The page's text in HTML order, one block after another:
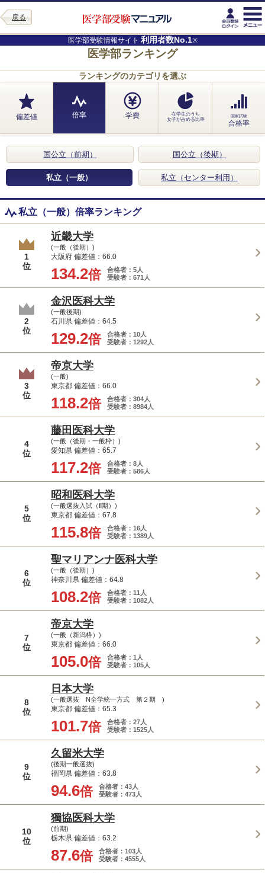
戻る
医学部受験情報サイト 利用者数No.1※
医学部ランキング
ランキングのカテゴリを選ぶ
偏差値 倍率 学費
在学生のうち
女子が占める比率
国家試験
合格率
国公立（前期） 国公立（後期）
私立（一般） 私立（センター利用）
私立（一般）倍率ランキング
1
位
近畿大学
(一般（後期）)
大阪府 偏差値：66.0
134.2倍
合格者：5人
受験者：671人
2
位
金沢医科大学
(一般後期)
石川県 偏差値：64.5
129.2倍
合格者：10人
受験者：1292人
3
位
帝京大学
(一般)
東京都 偏差値：66.0
118.2倍
合格者：304人
受験者：8984人
4
位
藤田医科大学
(一般（後期・一般枠）)
愛知県 偏差値：65.7
117.2倍
合格者：8人
受験者：586人
5
位
昭和医科大学
(一般選抜入試（Ⅱ期）)
東京都 偏差値：67.8
115.8倍
合格者：16人
受験者：1389人
6
位
聖マリアンナ医科大学
(一般（後期）)
神奈川県 偏差値：64.8
108.2倍
合格者：11人
受験者：1082人
7
位
帝京大学
(一般（新潟枠）)
東京都 偏差値：66.0
105.0倍
合格者：1人
受験者：105人
8
位
日本大学
(一般選抜 N全学統一方式 第２期 )
東京都 偏差値：65.3
101.7倍
合格者：27人
受験者：1525人
9
位
久留米大学
(後期一般選抜)
福岡県 偏差値：63.8
94.6倍
合格者：43人
受験者：473人
10
位
獨協医科大学
(前期)
栃木県 偏差値：63.2
87.6倍
合格者：103人
受験者：4555人